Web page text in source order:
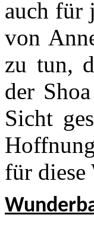
auch für
von
zu tun,
der
Sicht
für diese